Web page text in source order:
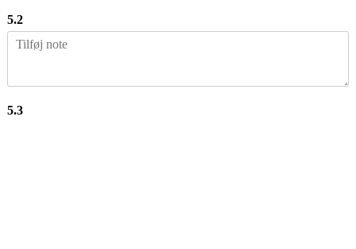
5.2
5.3